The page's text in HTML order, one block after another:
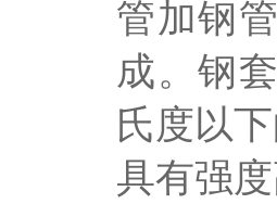
管加钢
成。钢
氏度以
具有强